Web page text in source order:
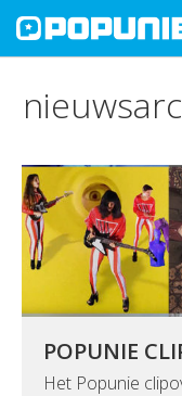
POPUNIE
Het Popunie